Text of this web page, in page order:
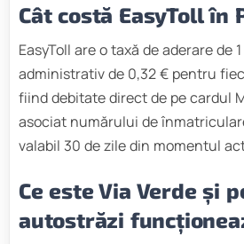
Cât costă EasyToll în
EasyToll are o taxă de aderare de
administrativ de 0,32 € pentru
fiind debitate direct de pe cardul
asociat numărului de
valabil 30 de zile din momentul
Ce este Via Verde și
autostrăzi